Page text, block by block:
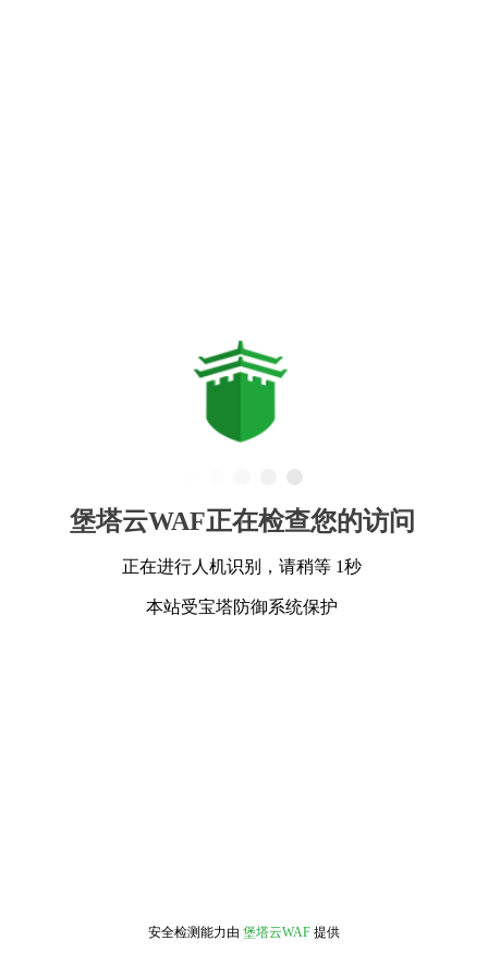
堡塔云WAF正在检查您的访问
正在进行人机识别，请稍等 1秒
本站受宝塔防御系统保护
安全检测能力由 堡塔云WAF 提供